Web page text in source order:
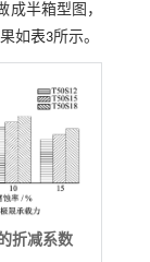
半箱型图，
如表3所示。
折减系数